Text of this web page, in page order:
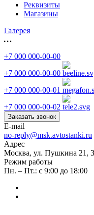
Реквизиты
Магазины
Галерея
+7 000 000-00-00
+7 000 000-00-00
+7 000 000-00-01
+7 000 000-00-02
Заказать звонок
E-mail
no-reply@msk.avtostanki.ru
Адрес
Москва, ул. Пушкина 21,
Режим работы
Пн. – Пт.: с 9:00 до 18:00